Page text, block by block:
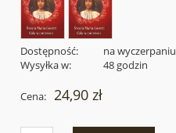
Dostępność:
na wyczerpaniu
Wysyłka w:
48 godzin
Cena: 24,90 zł